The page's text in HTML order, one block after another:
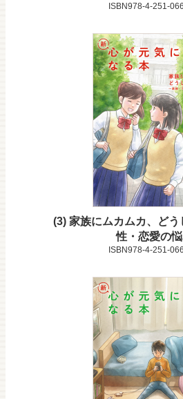
ISBN978-4-251-
3 家族にムカムカ、ど
性・恋愛の
ISBN978-4-251-